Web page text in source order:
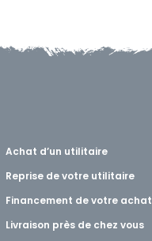
Achat d’un utilitaire
Reprise de votre utilitaire
Financement de votre achat
Livraison près de chez vous